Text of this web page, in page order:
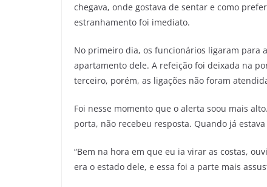
chegava, onde gostava de sentar e como
estranhamento foi imediato.
No primeiro dia, os funcionários ligaram para
apartamento dele. A refeição foi deixada na
terceiro, porém, as ligações não foram
Foi nesse momento que o alerta soou mais
porta, não recebeu resposta. Quando já
“Bem na hora em que eu ia virar as costas,
era o estado dele, e essa foi a parte mais